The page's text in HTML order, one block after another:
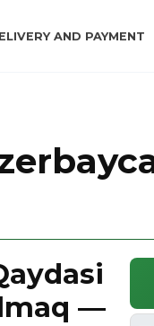
AND PAYMENT
—